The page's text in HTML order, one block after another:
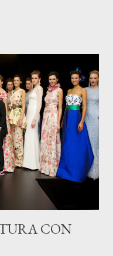
cantante de origen
el transcurso de la
en su mansión de los
de entrega de las
a conocer esta pieza
que ha revolucionado el
CON